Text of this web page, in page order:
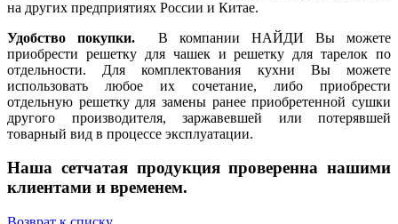
на других предприятиях России и Китае.
Удобство покупки.
В компании НАЙДИ Вы можете
приобрести решетку для чашек и решетку для тарелок по
отдельности. Для комплектования кухни Вы можете
использовать любое их сочетание, либо приобрести
отдельную решетку для замены ранее приобретенной сушки
другого производителя, заржавевшей или потерявшей
товарный вид в процессе эксплуатации.
Наша сетчатая продукция проверенна нашими
клиентами и временем.